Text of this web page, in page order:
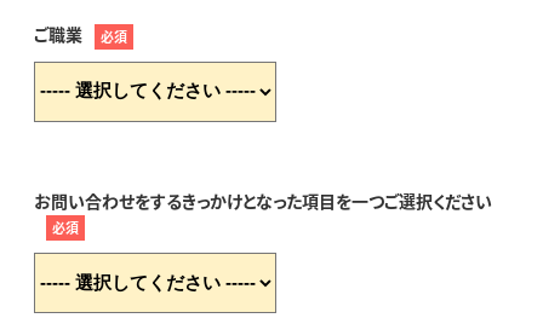
ご職業 必須
お問い合わせをするきっかけとなった項目を一つご選択ください
必須